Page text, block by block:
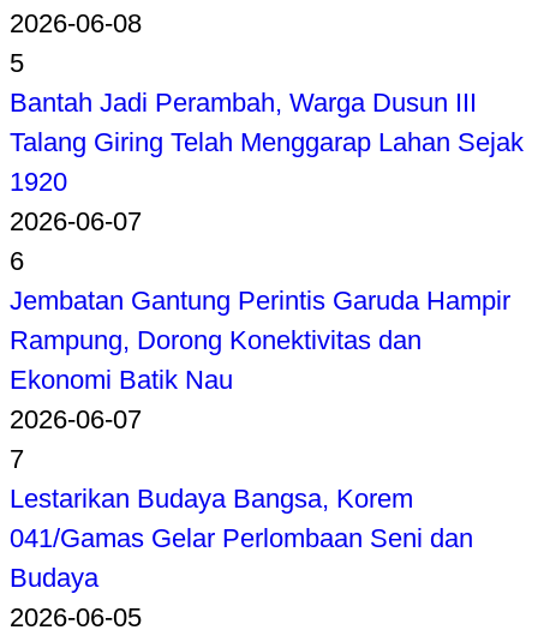
2026-06-08
5
Bantah Jadi Perambah, Warga Dusun III
Talang Giring Telah Menggarap Lahan Sejak
1920
2026-06-07
6
Jembatan Gantung Perintis Garuda Hampir
Rampung, Dorong Konektivitas dan
Ekonomi Batik Nau
2026-06-07
7
Lestarikan Budaya Bangsa, Korem
041/Gamas Gelar Perlombaan Seni dan
Budaya
2026-06-05